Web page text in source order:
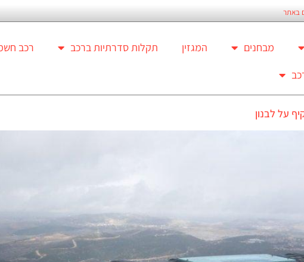
באתר
מבחנים המגזין תקלות סדרתיות ברכב רכב
על לבנון